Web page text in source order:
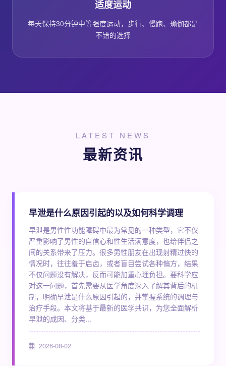
适度运动
每天保持30分钟中等强度运动，步行、慢跑、瑜伽都是
不错的选择
LATEST NEWS
最新资讯
早泄是什么原因引起的以及如何科学调理
早泄是男性性功能障碍中最为常见的一种类型，它不仅
严重影响了男性的自信心和性生活满意度，也给伴侣之
间的关系带来了压力。很多男性朋友在出现射精过快的
情况时，往往羞于启齿，或者盲目尝试各种偏方，结果
不仅问题没有解决，反而可能加重心理负担。要科学应
对这一问题，首先需要从医学角度深入了解其背后的机
制，明确早泄是什么原因引起的，并掌握系统的调理与
治疗手段。本文将基于最新的医学共识，为您全面解析
早泄的成因、分类...
2026-08-02